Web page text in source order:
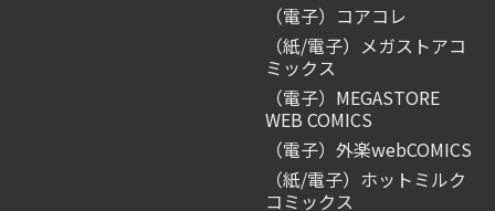
（電子）コアコレ
（紙/電子）メガストアコ
ミックス
（電子）MEGASTORE
WEB COMICS
（電子）外楽webCOMICS
（紙/電子）ホットミルク
コミックス